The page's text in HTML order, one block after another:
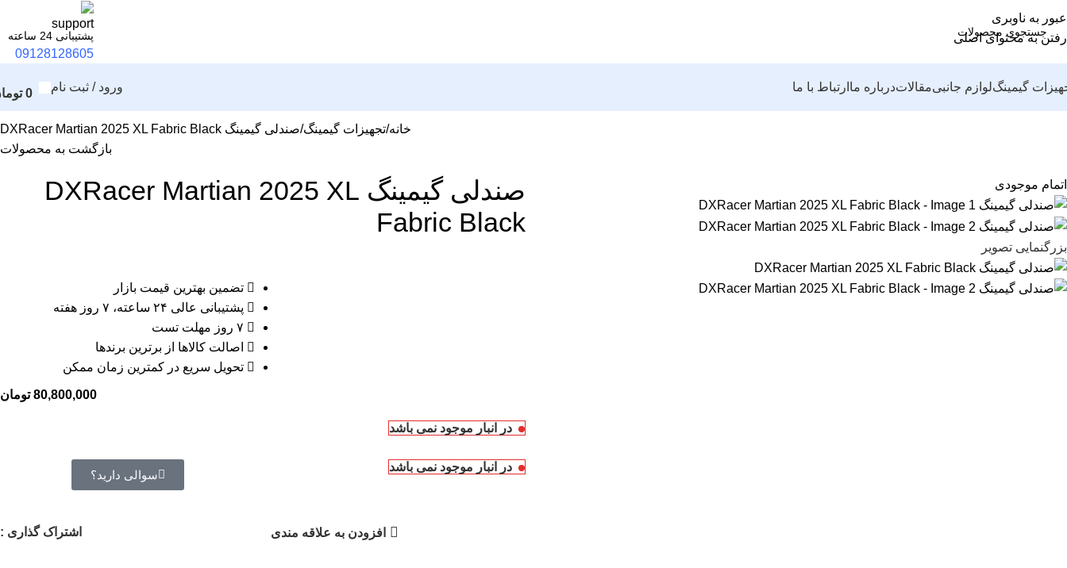
عبور به ناوبری
رفتن به محتوای اصلی
پشتیبانی 24 ساعته
09128128605
گیمینگلوازم جانبیمقالاتدرباره ما ارتباط با ما ورود / ثبت نام 0
خانه تجهیزات گیمینگ صندلی گیمینگ DXRacer Martian 2025 XL Fabric Black
بازگشت به محصولات
اتمام موجودی
بزرگنمایی تصویر
صندلی گیمینگ DXRacer Martian 2025 XL
Fabric Black
تضمین بهترین قیمت بازار
پشتیبانی عالی ۲۴ ساعته، ۷ روز هفته
۷ روز مهلت تست
اصالت کالاها از برترین برندها
تحویل سریع در کمترین زمان ممکن
80,800,000 تومان
در انبار موجود نمی باشد
در انبار موجود نمی باشد
سوالی دارید؟
افزودن به علاقه مندی اشتراک گذاری :